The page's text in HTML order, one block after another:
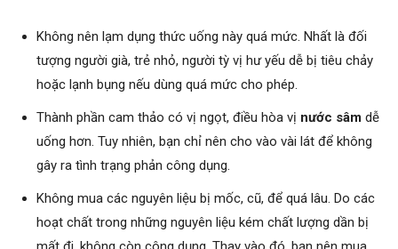
Không nên lạm dụng thức uống này quá mức. Nhất là đối
tượng người già, trẻ nhỏ, người tỳ vị hư yếu dễ bị tiêu chảy
hoặc lạnh bụng nếu dùng quá mức cho phép.
Thành phần cam thảo có vị ngọt, điều hòa vị nước sâm dễ
uống hơn. Tuy nhiên, bạn chỉ nên cho vào vài lát để không
gây ra tình trạng phản công dụng.
Không mua các nguyên liệu bị mốc, cũ, để quá lâu. Do các
hoạt chất trong những nguyên liệu kém chất lượng dần bị